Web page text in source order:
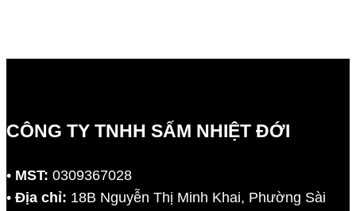
CÔNG TY TNHH SẤM NHIỆT ĐỚI
• MST: 0309367028
• Địa chỉ: 18B Nguyễn Thị Minh Khai, Phường Sài